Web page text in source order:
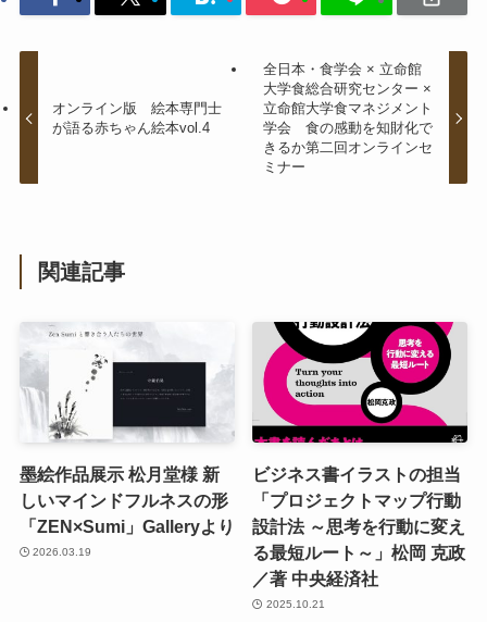
オンライン版 絵本専門士
が語る赤ちゃん絵本vol.4
全日本・食学会 × 立命館
大学食総合研究センター ×
立命館大学食マネジメント
学会 食の感動を知財化で
きるか第二回オンラインセ
ミナー
関連記事
墨絵作品展示 松月堂様 新
しいマインドフルネスの形
「ZEN×Sumi」Galleryより
2026.03.19
ビジネス書イラストの担当
「プロジェクトマップ行動
設計法 ～思考を行動に変え
る最短ルート～」松岡 克政
／著 中央経済社
2025.10.21